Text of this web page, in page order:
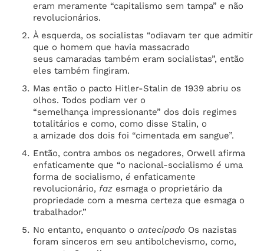
eram meramente “capitalismo sem tampa” e não
revolucionários.
À esquerda, os socialistas “odiavam ter que admitir
que o homem que havia massacrado
seus camaradas também eram socialistas”, então
eles também fingiram.
Mas então o pacto Hitler-Stalin de 1939 abriu os
olhos. Todos podiam ver o
“semelhança impressionante” dos dois regimes
totalitários e como, como disse Stalin, o
a amizade dos dois foi “cimentada em sangue”.
Então, contra ambos os negadores, Orwell afirma
enfaticamente que “o nacional-socialismo é uma
forma de socialismo, é enfaticamente
revolucionário, faz esmaga o proprietário da
propriedade com a mesma certeza que esmaga o
trabalhador.”
No entanto, enquanto o antecipado Os nazistas
foram sinceros em seu antibolchevismo, como,